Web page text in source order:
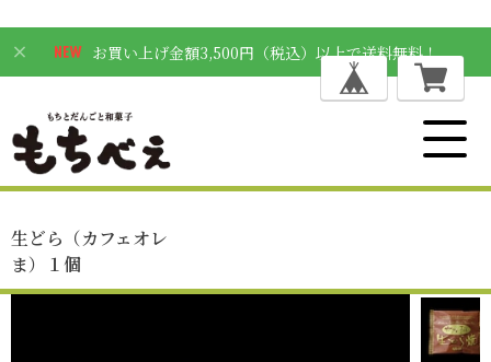
お買い上げ金額3,500円（税込）以上で送料無料！
生どら（カフェオレ
ま）１個